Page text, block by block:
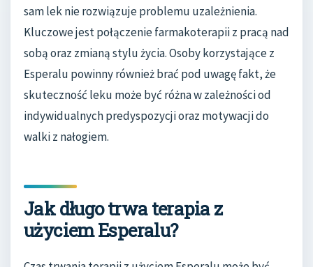
sam lek nie rozwiązuje problemu uzależnienia.
Kluczowe jest połączenie farmakoterapii z pracą nad
sobą oraz zmianą stylu życia. Osoby korzystające z
Esperalu powinny również brać pod uwagę fakt, że
skuteczność leku może być różna w zależności od
indywidualnych predyspozycji oraz motywacji do
walki z nałogiem.
Jak długo trwa terapia z
użyciem Esperalu?